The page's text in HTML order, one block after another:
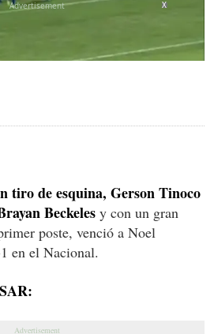
X
tiro de esquina, Gerson Tinoco
Beckeles y con un gran
poste, venció a Noel
en el Nacional.